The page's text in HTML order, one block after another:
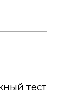
тест